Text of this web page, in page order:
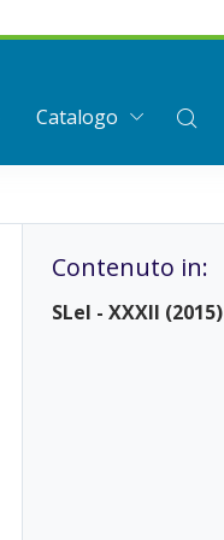
Catalogo
Contenuto in:
SLeI - XXXII (2015)